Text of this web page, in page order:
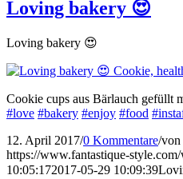
Loving bakery 😍
Loving bakery 😍
Cookie cups aus Bärlauch gefüllt
#love #bakery #enjoy #food
12. April 2017/0 Kommentare/von
https://www.fantastique-
10:05:172017-05-29 10:09:39